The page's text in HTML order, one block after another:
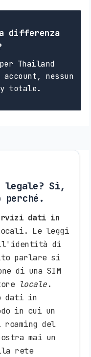
differenza
Thailand
account, nessun
totale.
legale? Sì,
perché.
dati in
Le leggi
di
parlare si
di una SIM
locale.
dati in
in cui un
del
mai un
rete